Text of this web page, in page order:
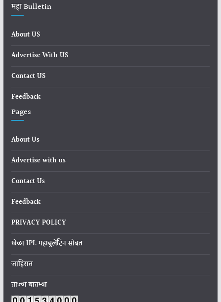
महा Bulletin
About US
Advertise With US
Contact US
Feedback
Pages
About Us
Advertise with us
Contact Us
Feedback
PRIVACY POLICY
खेळा IPL महाबुलेटिन सोबत
जाहिरात
ताज्या बातम्या